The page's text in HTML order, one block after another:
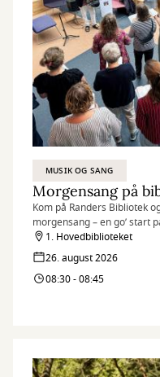
MUSIK OG SANG
Morgensang på
Kom på Randers Bibliotek
morgensang – en go’ start
1. Hovedbiblioteket
26. august 2026
08:30 - 08:45